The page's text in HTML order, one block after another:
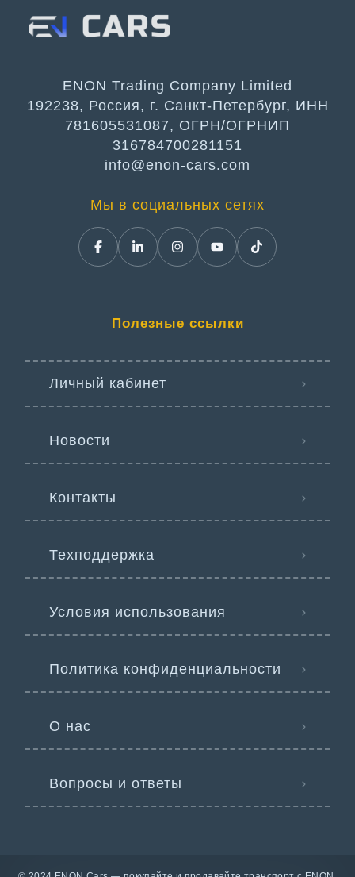
ENON Trading Company Limited
192238, Россия, г. Санкт-Петербург, ИНН
781605531087, ОГРН/ОГРНИП
316784700281151
info@enon-cars.com
Мы в социальных сетях
Полезные ссылки
Личный кабинет
Новости
Контакты
Техподдержка
Условия использования
Политика конфиденциальности
О нас
Вопросы и ответы